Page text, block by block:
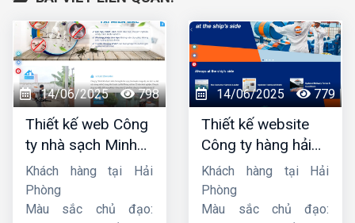
14/06/2025 798
Thiết kế web Công
ty nhà sạch Minh
Dương
Khách hàng tại Hải
Phòng
Màu sắc chủ đạo:
14/06/2025 779
Thiết kế website
Công ty hàng hải
liên minh
Khách hàng tại Hải
Phòng
Màu sắc chủ đạo: